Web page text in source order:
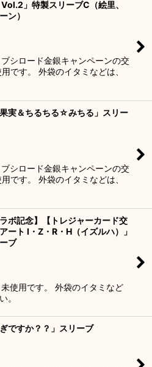
Vol.2」特製スリーブC（絵里、
ン）
シロード金銀キャンペーンの交
です。 外袋のイタミなどは、
果実＆ちるちる☆みちる」スリー
シロード金銀キャンペーンの交
です。 外袋のイタミなどは、
ラボ記念】【トレジャーカード交
ート I・Z・R・H（イズルハ）」
ブ
使用です。 外袋のイタミなど
。
ですか？？」スリーブ